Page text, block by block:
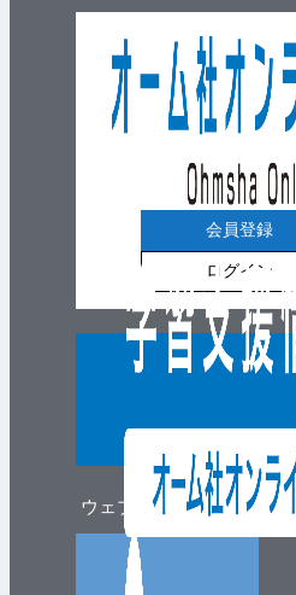
ウェブマガジン
会員登録
ログイン